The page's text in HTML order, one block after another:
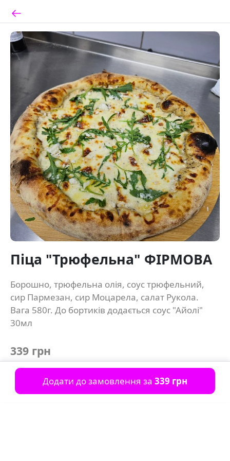
Піца "Трюфельна" ФІРМОВА
Борошно, трюфельна олія, соус трюфельний,
сир Пармезан, сир Моцарела, салат Рукола.
Вага 580г. До бортиків додається соус "Айолі"
30мл
339 грн
Додати до замовлення за 339 грн